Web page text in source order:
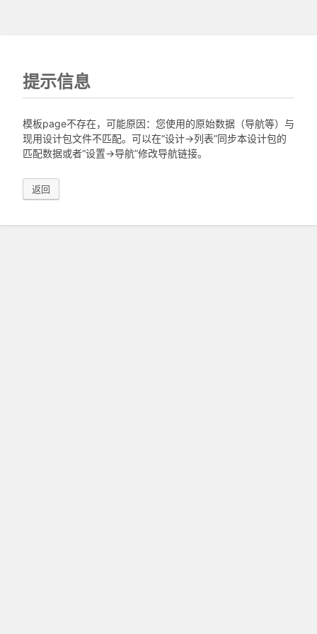
提示信息
模板page不存在，可能原因：您使用的原始数据（导航等）与
现用设计包文件不匹配。可以在“设计->列表”同步本设计包的
匹配数据或者“设置->导航”修改导航链接。
返回